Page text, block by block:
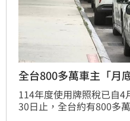
全台800多萬車主「月
114年度使用牌照稅已自4
30日止，全台約有800多